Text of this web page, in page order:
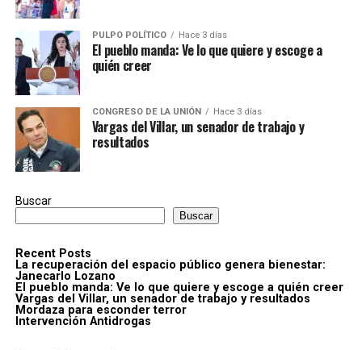
PULPO POLÍTICO Hace 3 días
El pueblo manda: Ve lo que quiere y escoge a
quién creer
CONGRESO DE LA UNIÓN Hace 3 días
Vargas del Villar, un senador de trabajo y
resultados
Buscar
Buscar
Recent Posts
La recuperación del espacio público genera bienestar:
Janecarlo Lozano
El pueblo manda: Ve lo que quiere y escoge a quién creer
Vargas del Villar, un senador de trabajo y resultados
Mordaza para esconder terror
Intervención Antidrogas